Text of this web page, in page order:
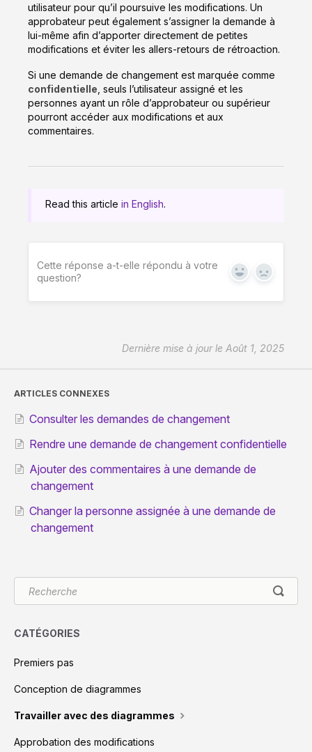
utilisateur pour qu’il poursuive les modifications. Un
approbateur peut également s’assigner la demande à
lui-même afin d’apporter directement de petites
modifications et éviter les allers-retours de rétroaction.
Si une demande de changement est marquée comme
confidentielle , seuls l’utilisateur assigné et les
personnes ayant un rôle d’approbateur ou supérieur
pourront accéder aux modifications et aux
commentaires.
Read this article in English.
Cette réponse a-t-elle répondu à votre
question?
Yes No
Dernière mise à jour le Août 1, 2025
ARTICLES CONNEXES
Consulter les demandes de changement
Rendre une demande de changement confidentielle
Ajouter des commentaires à une demande de
changement
Changer la personne assignée à une demande de
changement
CATÉGORIES
Premiers pas
Conception de diagrammes
Travailler avec des diagrammes
Approbation des modifications